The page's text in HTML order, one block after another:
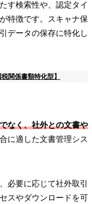
す検索性や、認定タイ
特徴です。スキャナ保
データの保存に特化し
関係書類特化型】
なく、社外との文書や
に適した文書管理シス
必要に応じて社外取引
スやダウンロードを可